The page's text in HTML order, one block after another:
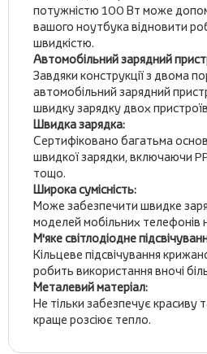
потужністю 100 Вт може
вашого ноутбука відновити
швидкістю.
Автомобільний зарядний
Завдяки конструкції з двома
автомобільний зарядний
швидку зарядку двох
Швидка зарядка:
Сертифіковано багатьма
швидкої зарядки, включаючи
тощо.
Широка сумісність:
Може забезпечити швидке
моделей мобільних телефонів
М'яке світлодіодне
Кільцеве підсвічування
робить використання вночі
Металевий матеріал:
Не тільки забезпечує красиву
краще розсіює тепло.